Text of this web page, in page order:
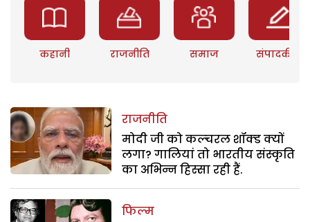
कहानी राजनीति समाज संपादकीय
राजनीति
मोदी जी को कल्चरल शॉक्ड क्यों
लगा? गालियां तो भारतीय संस्कृति
का अभिन्न हिस्सा रही हैं.
फिल्म